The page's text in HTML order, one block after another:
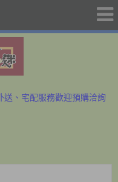
、宅配服務歡迎預購洽詢
、宅配服務歡迎預購洽詢